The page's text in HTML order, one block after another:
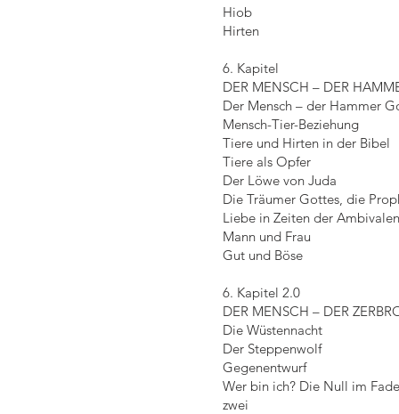
Hiob
Hirten
6. Kapitel
DER MENSCH – DER
Der Mensch – der Hammer
Mensch-Tier-Beziehung
Tiere und Hirten in der Bibel
Tiere als Opfer
Der Löwe von Juda
Die Träumer Gottes, die
Liebe in Zeiten der
Mann und Frau
Gut und Böse
6. Kapitel 2.0
DER MENSCH – DER
Die Wüstennacht
Der Steppenwolf
Gegenentwurf
Wer bin ich? Die Null im
zwei